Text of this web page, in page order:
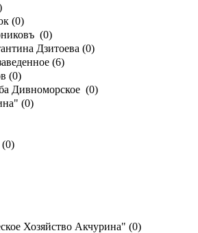
(0)
(0)
Дзитоева (0)
(6)
(0)
Дивноморское (0)
(0)
(0)
Хозяйство Акчурина" (0)